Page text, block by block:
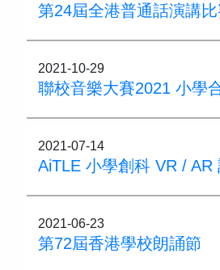
第24屆全港普通話演講比
2021-10-29
聯校音樂大賽2021 小學
2021-07-14
2021-06-23
第72屆香港學校朗誦節